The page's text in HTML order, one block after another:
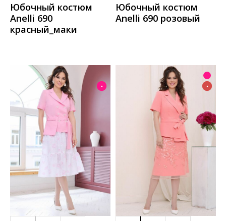
Юбочный костюм
Anelli 690
красный_маки
Юбочный костюм
Anelli 690 розовый